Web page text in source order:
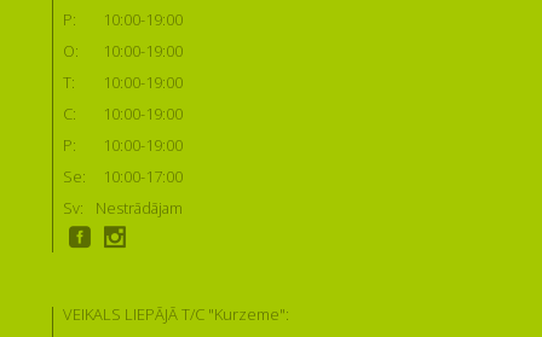
P:
10:00-19:00
O:
10:00-19:00
T:
10:00-19:00
C:
10:00-19:00
P:
10:00-19:00
Se:
10:00-17:00
Sv:
Nestrādājam
VEIKALS LIEPĀJĀ T/C "Kurzeme":